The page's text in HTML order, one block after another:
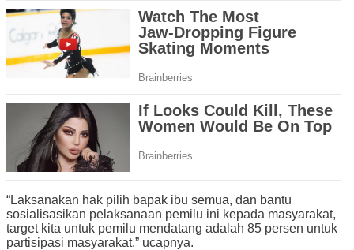
“Laksanakan hak pilih bapak ibu semua, dan bantu
sosialisasikan pelaksanaan pemilu ini kepada masyarakat,
target kita untuk pemilu mendatang adalah 85 persen untuk
partisipasi masyarakat,” ucapnya.